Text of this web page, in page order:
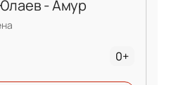
- Амур
0+